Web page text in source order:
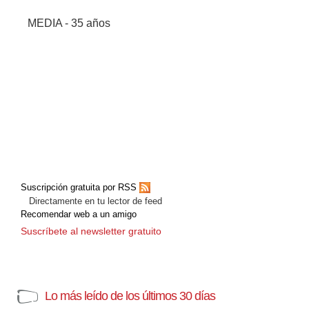
MEDIA - 35 años
Suscripción gratuita por RSS
Directamente en tu lector de feed
Recomendar web a un amigo
Suscríbete al newsletter gratuito
Lo más leído de los últimos 30 días